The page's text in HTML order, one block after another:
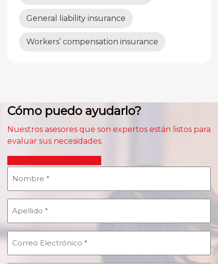
General liability insurance
Workers’ compensation insurance
Cómo puedo ayudarlo?
Nuestros asesores que son expertos están listos para
evaluar sus necesidades.
Nombre
(Obligatorio)
Apellido
(Obligatorio)
Electrónico
(Obligatorio)